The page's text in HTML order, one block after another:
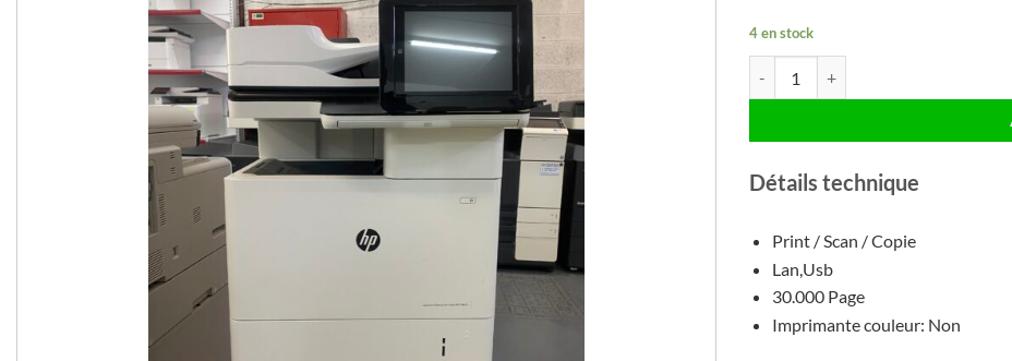
4 en stock
Détails technique
Print / Scan / Copie
Lan,Usb
30.000 Page
Imprimante couleur: Non